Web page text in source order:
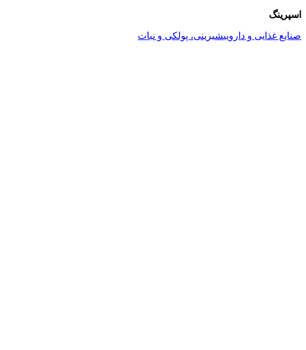
اسپرینگ
صنایع غذایی و داروییشیرینی، پولکی و نبات